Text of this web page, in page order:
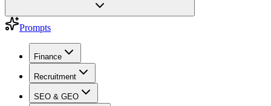
Prompts
Finance
Recruitment
SEO & GEO